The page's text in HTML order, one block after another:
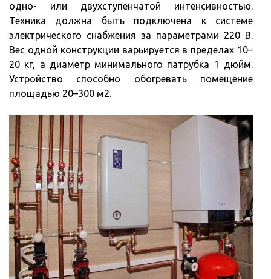
одно- или двухступенчатой интенсивностью.
Техника должна быть подключена к системе
электрического снабжения за параметрами 220 В.
Вес одной конструкции варьируется в пределах 10–
20 кг, а диаметр минимального патрубка 1 дюйм.
Устройство способно обогревать помещение
площадью 20–300 м2.